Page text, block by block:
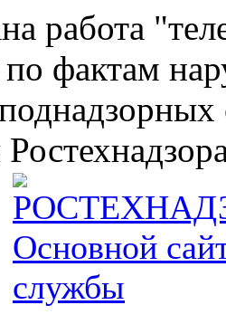
работа
фактам
Основной
службы